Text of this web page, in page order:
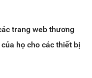
trang web thương
họ cho các thiết bị